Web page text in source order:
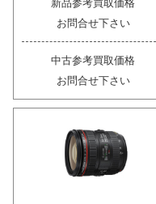
新品参考買取価格
お問合せ下さい
中古参考買取価格
お問合せ下さい